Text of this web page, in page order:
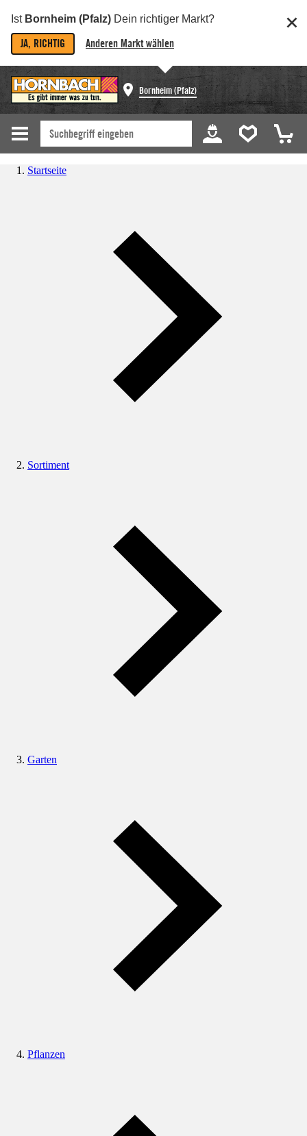
Ist Bornheim (Pfalz) Dein richtiger Markt?
JA, RICHTIG Anderen Markt wählen
Bornheim (Pfalz)
Startseite
Sortiment
Garten
Pflanzen